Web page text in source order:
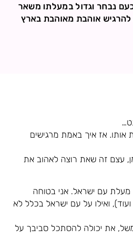
נבחר וגדול במעלתו משאר
אוהבת מאוהבת בארץ
אותו. אז איך באמת מרגישים
עצם זה שאת רוצה לאהוב את
מעלת עם ישראל. אני בטוחה
ואילו על עם ישראל בכלל לא
את יכולה להסתכל סביבך על